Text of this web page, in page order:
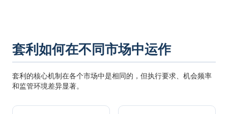
套利如何在不同市场中运作
套利的核心机制在各个市场中是相同的，但执行要求、机会频率
和监管环境差异显著。